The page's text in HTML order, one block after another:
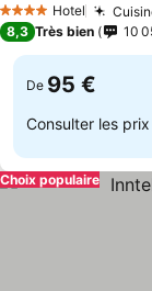
4 Étoiles Hotel
8,3 Très bien 10
De 95 €
Consulter les
Choix populaire